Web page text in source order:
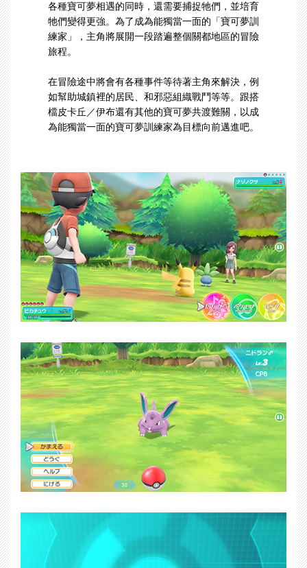
各種寶可夢相遇的同時，還需要捕捉牠們，並培育
牠們變得更強。為了成為能獨當一面的「寶可夢訓
練家」，主角將展開一段踏遍整個關都地區的冒險
旅程。
在冒險途中將會有各種事件等待著主角來解決，例
如幫助城鎮裡的居民、和邪惡組織戰鬥等等。跟搭
檔皮卡丘／伊布還有其他的寶可夢共渡難關，以成
為能獨當一面的寶可夢訓練家為目標向前邁進吧。